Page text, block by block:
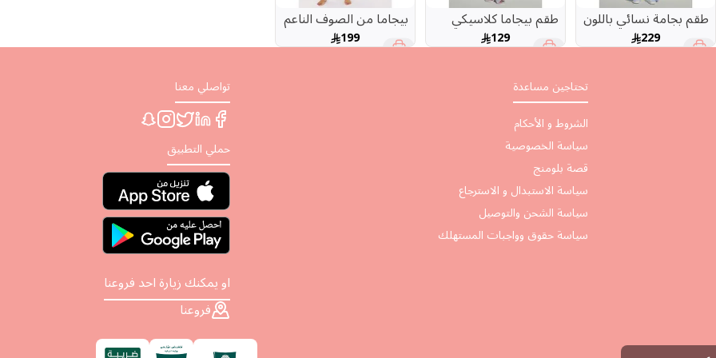
طقم بجامة نسائي باللون
الأزرق بأكمام قصيرة
229
طقم بيجاما كلاسيكي
بطبعة الصدف
129
بيجاما من الصوف الناعم
بقصة كلاسيكية مع أزرار
199
تحتاجين مساعدة
الشروط و الأحكام
سياسة الخصوصية
قصة بلومنج
سياسة الاستبدال و الاسترجاع
سياسة الشحن والتوصيل
سياسة حقوق وواجبات المستهلك
تواصلي معنا
حملي التطبيق
او يمكنك زيارة احد فروعنا
فروعنا